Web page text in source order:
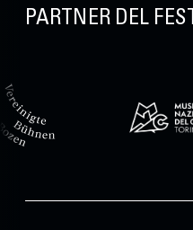
PARTNER DEL